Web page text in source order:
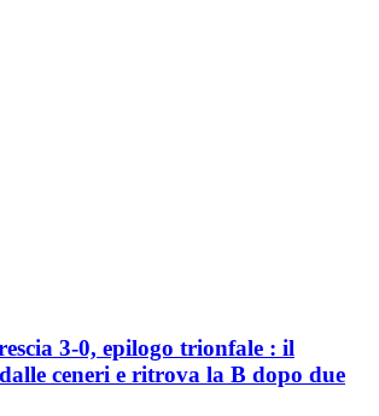
3-0, epilogo trionfale : il
ceneri e ritrova la B dopo due